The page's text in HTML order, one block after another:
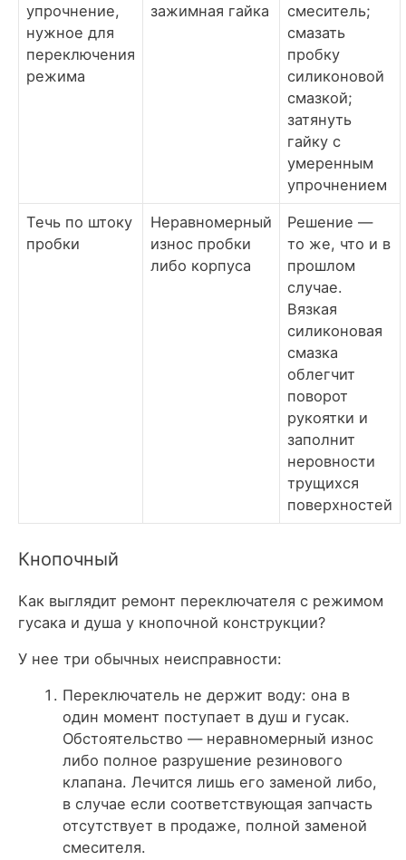
упрочнение,
нужное для
переключения
режима
зажимная гайка
смеситель;
смазать
пробку
силиконовой
смазкой;
затянуть
гайку с
умеренным
упрочнением
Течь по штоку
пробки
Неравномерный
износ пробки
либо корпуса
Решение —
то же, что и в
прошлом
случае.
Вязкая
силиконовая
смазка
облегчит
поворот
рукоятки и
заполнит
неровности
трущихся
поверхностей
Кнопочный
Как выглядит ремонт переключателя с режимом
гусака и душа у кнопочной конструкции?
У нее три обычных неисправности:
Переключатель не держит воду: она в
один момент поступает в душ и гусак.
Обстоятельство — неравномерный износ
либо полное разрушение резинового
клапана. Лечится лишь его заменой либо,
в случае если соответствующая запчасть
отсутствует в продаже, полной заменой
смесителя.